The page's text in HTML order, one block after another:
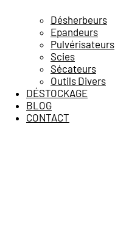
Désherbeurs
Epandeurs
Pulvérisateurs
Scies
Sécateurs
Outils Divers
DÉSTOCKAGE
BLOG
CONTACT